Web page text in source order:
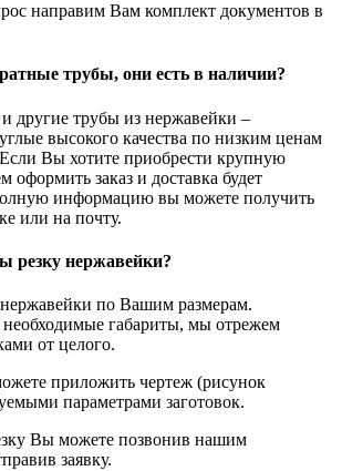
направим Вам комплект документов в
трубы, они есть в наличии?
другие трубы из нержавейки –
высокого качества по низким ценам
Вы хотите приобрести крупную
заказ и доставка будет
информацию вы можете получить
или на почту.
резку нержавейки?
по Вашим размерам.
габариты, мы отрежем
от целого.
приложить чертеж (рисунок
параметрами заготовок.
Вы можете позвонив нашим
заявку.